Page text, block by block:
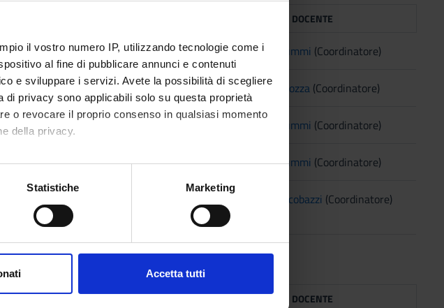
il vostro numero IP, utilizzando tecnologie come i
al fine di pubblicare annunci e contenuti
e sviluppare i servizi. Avete la possibilità di scegliere
privacy sono applicabili solo su questa proprietà
o revocare il proprio consenso in qualsiasi momento
della privacy.
di qualche metro,
sui cookie.
Statistiche Marketing
Accetta tutti
DOCENTE
3D D Franco Fummi (Coordinatore)
Python D Vittoria Cozza (Coordinatore)
su FPGA Franco Fummi (Coordinatore)
D Franco Fummi (Coordinatore)
Roberto Giacobazzi (Coordinatore)
TAF DOCENTE